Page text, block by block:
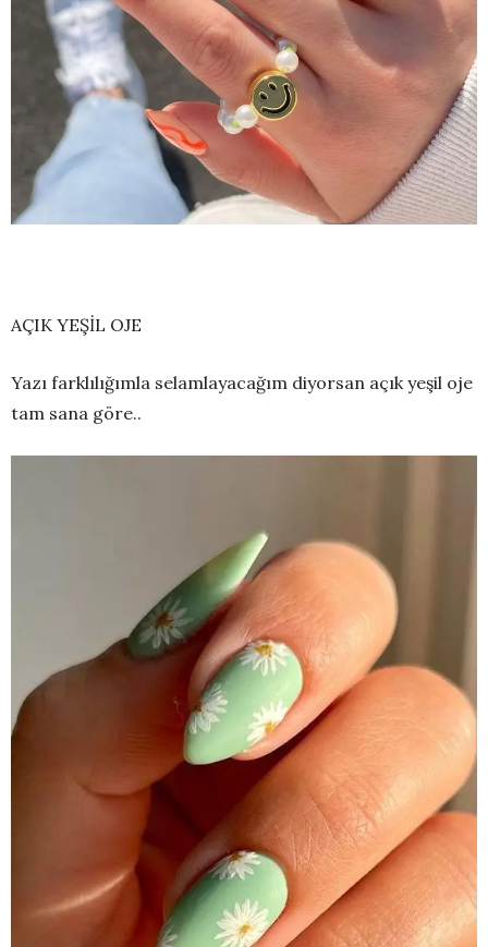
AÇIK YEŞİL OJE
Yazı farklılığımla selamlayacağım diyorsan açık yeşil oje
tam sana göre..